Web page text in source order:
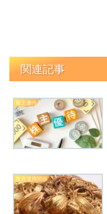
関連記事
株主優待
投資運用関係